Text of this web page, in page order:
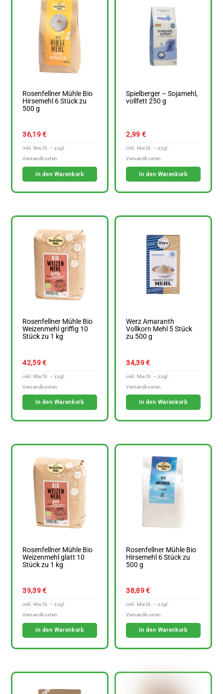
Rosenfellner Mühle Bio
Hirsemehl 6 Stück zu
500 g
36,19€
In den Warenkorb
Spielberger – Sojamehl,
vollfett 250 g
2,99 €
In den Warenkorb
Rosenfellner Mühle Bio
Weizenmehl griffig 10
Stück zu 1 kg
42,59€
In den Warenkorb
Werz Amaranth
Vollkorn Mehl 5 Stück
zu 500 g
34,39€
In den Warenkorb
Rosenfellner Mühle Bio
Weizenmehl glatt 10
Stück zu 1 kg
39,39€
In den Warenkorb
Rosenfellner Mühle Bio
Hirsemehl 6 Stück zu
500 g
38,89€
In den Warenkorb